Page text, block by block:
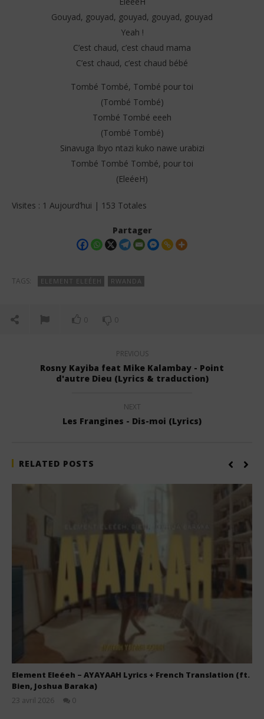
Gouyad, gouyad, gouyad, gouyad, gouyad
Yeah !
C’est chaud, c’est chaud mama
C’est chaud, c’est chaud bébé
Tombé Tombé, Tombé pour toi
(Tombé Tombé)
Tombé Tombé eeeh
(Tombé Tombé)
Sinavuga Ibyo ntazi kuko nawe urabizi
Tombé Tombé Tombé, pour toi
(EleéeH)
Visites : 1 Aujourd’hui | 153 Totales
Partager
TAGS: ELEMENT ELEÉEH RWANDA
0 0
PREVIOUS
Rosny Kayiba feat Mike Kalambay - Point
d'autre Dieu (Lyrics & traduction)
NEXT
Les Frangines - Dis-moi (Lyrics)
RELATED POSTS
Element Eleéeh – AYAYAAH Lyrics + French Translation (ft.
Bien, Joshua Baraka)
23 avril 2026
0